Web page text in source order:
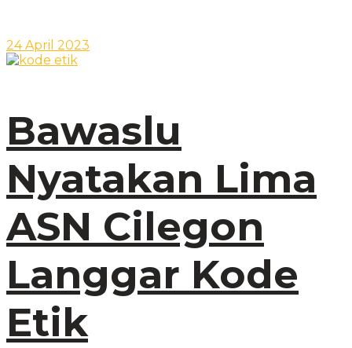
24 April 2023
Bawaslu
Nyatakan Lima
ASN Cilegon
Langgar Kode
Etik